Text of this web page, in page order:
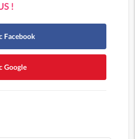
!
Facebook
Google